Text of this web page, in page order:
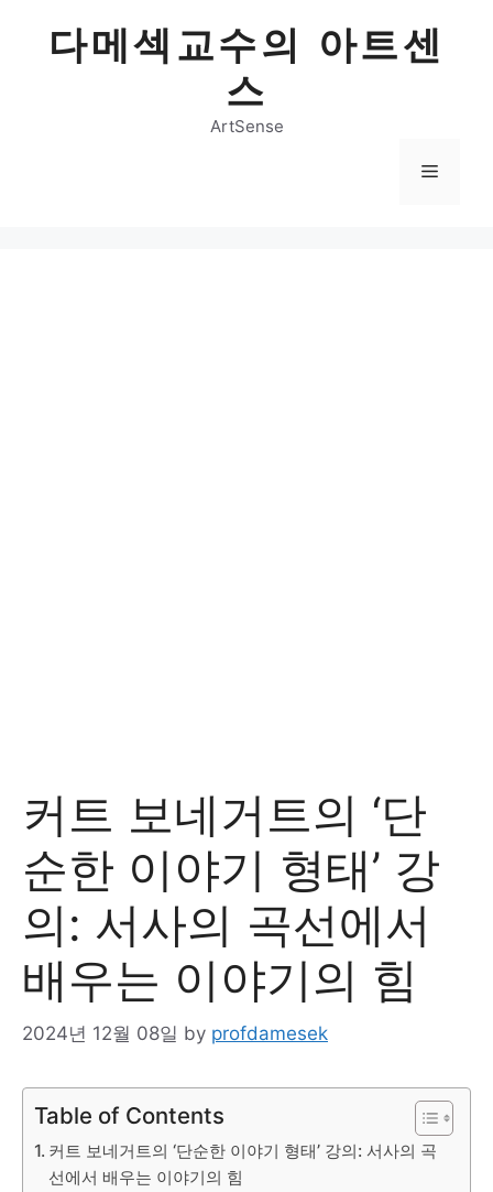
다메섹교수의 아트센
스
ArtSense
Menu
커트 보네거트의 ‘단
순한 이야기 형태’ 강
의: 서사의 곡선에서
배우는 이야기의 힘
2024년 12월 08일 by profdamesek
Table of Contents
커트 보네거트의 ‘단순한 이야기 형태’ 강의: 서사의 곡
선에서 배우는 이야기의 힘